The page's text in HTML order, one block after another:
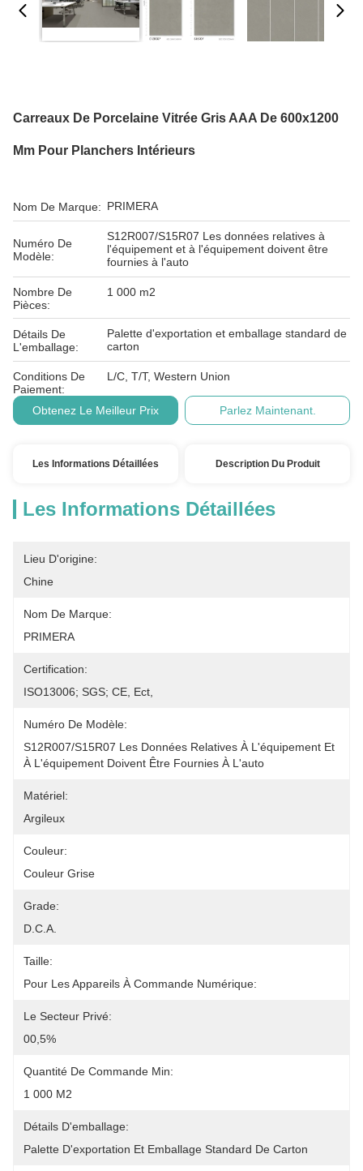
Carreaux De Porcelaine Vitrée Gris AAA De 600x1200
Mm Pour Planchers Intérieurs
Nom De Marque: PRIMERA
Numéro De
Modèle:
S12R007/S15R07 Les données relatives à
l'équipement et à l'équipement doivent être
fournies à l'auto
Nombre De
Pièces:
1 000 m2
Détails De
L'emballage:
Palette d'exportation et emballage standard de
carton
Conditions De
Paiement:
L/C, T/T, Western Union
Obtenez Le Meilleur Prix Parlez Maintenant.
Les Informations Détaillées Description Du Produit
Les Informations Détaillées
Lieu D'origine:
Chine
Nom De Marque:
PRIMERA
Certification:
ISO13006; SGS; CE, Ect,
Numéro De Modèle:
S12R007/S15R07 Les Données Relatives À L'équipement Et
À L'équipement Doivent Être Fournies À L'auto
Matériel:
Argileux
Couleur:
Couleur Grise
Grade:
D.C.A.
Taille:
Pour Les Appareils À Commande Numérique:
Le Secteur Privé:
00,5%
Quantité De Commande Min:
1 000 M2
Détails D'emballage:
Palette D'exportation Et Emballage Standard De Carton